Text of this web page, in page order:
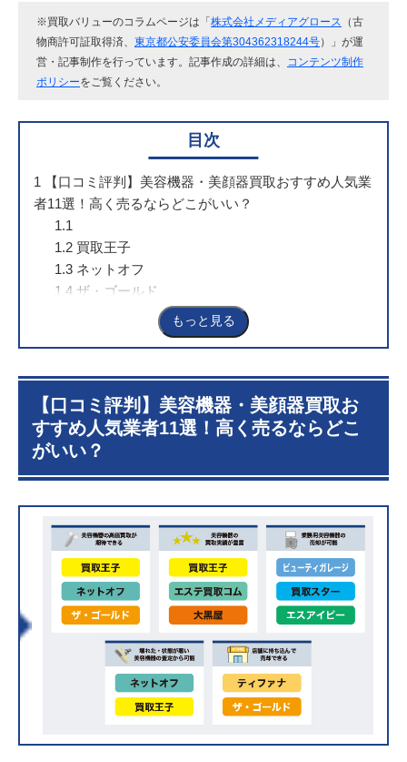
※買取バリューのコラムページは「 株式会社メディアグロース （古
物商許可証取得済、 東京都公安委員会第304362318244号）」が運
営・記事制作を行っています。記事作成の詳細は、 コンテンツ制作
ポリシーをご覧ください。
目次
1 【口コミ評判】美容機器・美顔器買取おすすめ人気業
者11選！高く売るならどこがいい？
1.1
1.2買取王子
1.3ネットオフ
1.4ザ・ゴールド
エステ買取コム
1.8リムーブ
1.9大黒屋
1.10ビューティガレージ
1.11 ティファナ
3【目的別】美容機器・美顔器買取のおすすめサービス
比較一覧
3.1美容機器の高価買取を重視するなら
3.2業務用・サロン用のエステ機器を売るなら
3.3店舗持ち込みで売るなら
美容機器の買取価格はどのくらいになる？実際の買取
メディキューブ ユーセラディープショットの買
メディキューブ ダーマエアショットの買取実績
績
もっと見る
【口コミ評判】美容機器・美顔器買取お
すすめ人気業者11選！高く売るならどこ
がいい？